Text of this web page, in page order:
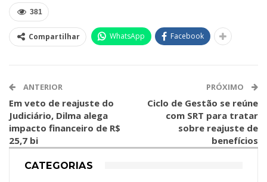
381
Compartilhar WhatsApp Facebook
ANTERIOR
Em veto de reajuste do
Judiciário, Dilma alega
impacto financeiro de R$
25,7 bi
PRÓXIMO
Ciclo de Gestão se reúne
com SRT para tratar
sobre reajuste de
benefícios
CATEGORIAS